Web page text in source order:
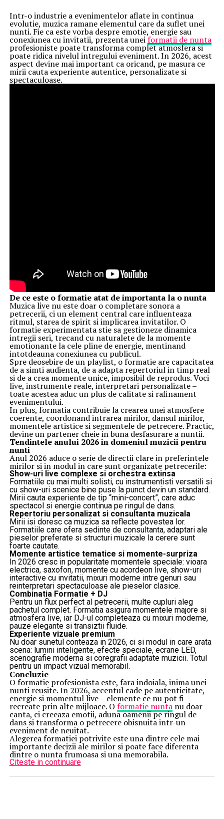
Intr-o industrie a evenimentelor aflate in continua
evolutie, muzica ramane elementul care da suflet unei
nunti. Fie ca este vorba despre emotie, energie sau
conexiunea cu invitatii, prezenta uneiformatii de nunta
profesioniste poate transforma complet atmosfera si
poate ridica nivelul intregului eveniment. In 2026, acest
aspect devine mai important ca oricand, pe masura ce
mirii cauta experiente autentice, personalizate si
spectaculoase.
De ce este o formatie atat de importanta la o nunta
Muzica live nu este doar o completare sonora a
petrecerii, ci un element central care influenteaza
ritmul, starea de spirit si implicarea invitatilor. O
formatie experimentata stie sa gestioneze dinamica
intregii seri, trecand cu naturalete de la momente
emotionante la cele pline de energie, mentinand
intotdeauna conexiunea cu publicul.
Spre deosebire de un playlist, o formatie are capacitatea
de a simti audienta, de a adapta repertoriul in timp real
si de a crea momente unice, imposibil de reprodus. Voci
live, instrumente reale, interpretari personalizate –
toate acestea aduc un plus de calitate si rafinament
evenimentului.
In plus, formatia contribuie la crearea unei atmosfere
coerente, coordonand intrarea mirilor, dansul mirilor,
momentele artistice si segmentele de petrecere. Practic,
devine un partener cheie in buna desfasurare a nuntii.
Tendintele anului 2026 in domeniul muzicii pentru
nunti
Anul 2026 aduce o serie de directii clare in preferintele
mirilor si in modul in care sunt organizate petrecerile:
Show-uri live complexe si orchestra extinsa
Formatiile cu mai multi solisti, cu instrumentisti versatili si
cu show-uri scenice bine puse la punct devin un standard.
Mirii cauta experiente de tip “mini-concert”, care aduc
spectacol si energie continua pe ringul de dans.
Repertoriu personalizat si consultanta muzicala
Mirii isi doresc ca muzica sa reflecte povestea lor.
Formatiile care ofera sedinte de consultanta, adaptari ale
pieselor preferate si structuri muzicale la cerere sunt
foarte cautate.
Momente artistice tematice si momente-surpriza
In 2026 cresc in popularitate momentele speciale: vioara
electrica, saxofon, momente cu acordeon live, show-uri
interactive cu invitatii, mixuri moderne intre genuri sau
reinterpretari spectaculoase ale pieselor clasice.
Combinatia Formatie + DJ
Pentru un flux perfect al petrecerii, multe cupluri aleg
pachetul complet. Formatia asigura momentele majore si
atmosfera live, iar DJ-ul completeaza cu mixuri moderne,
pauze elegante si transiztii fluide.
Experiente vizuale premium
Nu doar sunetul conteaza in 2026, ci si modul in care arata
scena: lumini inteligente, efecte speciale, ecrane LED,
scenografie moderna si coregrafii adaptate muzicii. Totul
pentru un impact vizual memorabil.
Concluzie
O formatie profesionista este, fara indoiala, inima unei
nunti reusite. In 2026, accentul cade pe autenticitate,
energie si momentul live – elemente ce nu pot fi
recreate prin alte mijloace. O formatie nuntanu doar
canta, ci creeaza emotii, aduna oamenii pe ringul de
dans si transforma o petrecere obisnuita intr-un
eveniment de neuitat.
Alegerea formatiei potrivite este una dintre cele mai
importante decizii ale mirilor si poate face diferenta
dintre o nunta frumoasa si una memorabila.
Citeste in continuare